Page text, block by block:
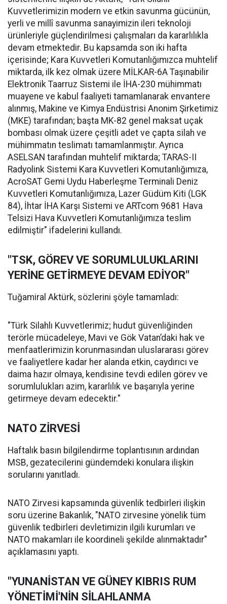
Kuvvetlerimizin modern ve etkin savunma gücünün,
yerli ve millî savunma sanayimizin ileri teknoloji
ürünleriyle güçlendirilmesi çalışmaları da kararlılıkla
devam etmektedir. Bu kapsamda son iki hafta
içerisinde; Kara Kuvvetleri Komutanlığımızca muhtelif
miktarda, ilk kez olmak üzere MİLKAR-6A Taşınabilir
Elektronik Taarruz Sistemi ile İHA-230 mühimmatı
muayene ve kabul faaliyeti tamamlanarak envantere
alınmış, Makine ve Kimya Endüstrisi Anonim Şirketimiz
(MKE) tarafından; başta MK-82 genel maksat uçak
bombası olmak üzere çeşitli adet ve çapta silah ve
mühimmatın teslimatı tamamlanmıştır. Ayrıca
ASELSAN tarafından muhtelif miktarda; TARAS-II
Radyolink Sistemi Kara Kuvvetleri Komutanlığımıza,
AcroSAT Gemi Uydu Haberleşme Terminali Deniz
Kuvvetleri Komutanlığımıza, Lazer Güdüm Kiti (LGK
84), İhtar İHA Karşı Sistemi ve ARTcom 9681 Hava
Telsizi Hava Kuvvetleri Komutanlığımıza teslim
edilmiştir" ifadelerini kullandı.
"TSK, GÖREV VE SORUMLULUKLARINI
YERİNE GETİRMEYE DEVAM EDİYOR"
Tuğamiral Aktürk, sözlerini şöyle tamamladı:
"Türk Silahlı Kuvvetlerimiz; hudut güvenliğinden
terörle mücadeleye, Mavi ve Gök Vatan’daki hak ve
menfaatlerimizin korunmasından uluslararası görev
ve faaliyetlere kadar her alanda etkin, caydırıcı ve
daima hazır olmaya, kendisine tevdi edilen görev ve
sorumlulukları azim, kararlılık ve başarıyla yerine
getirmeye devam edecektir."
NATO ZİRVESİ
Haftalık basın bilgilendirme toplantısının ardından
MSB, gezatecilerini gündemdeki konulara ilişkin
sorularını yanıtladı.
NATO Zirvesi kapsamında güvenlik tedbirleri ilişkin
soru üzerine Bakanlık, "NATO zirvesine yönelik tüm
güvenlik tedbirleri devletimizin ilgili kurumları ve
NATO makamları ile koordineli şekilde alınmaktadır"
açıklamasını yaptı.
"YUNANİSTAN VE GÜNEY KIBRIS RUM
YÖNETİMİ'NİN SİLAHLANMA